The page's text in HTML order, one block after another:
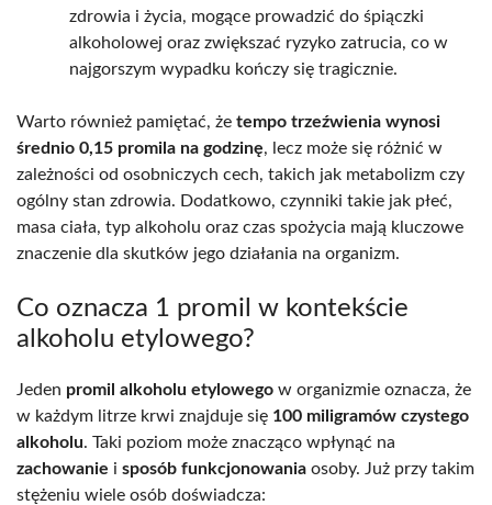
zdrowia i życia, mogące prowadzić do śpiączki
alkoholowej oraz zwiększać ryzyko zatrucia, co w
najgorszym wypadku kończy się tragicznie.
Warto również pamiętać, że tempo trzeźwienia wynosi
średnio 0,15 promila na godzinę, lecz może się różnić w
zależności od osobniczych cech, takich jak metabolizm czy
ogólny stan zdrowia. Dodatkowo, czynniki takie jak płeć,
masa ciała, typ alkoholu oraz czas spożycia mają kluczowe
znaczenie dla skutków jego działania na organizm.
Co oznacza 1 promil w kontekście
alkoholu etylowego?
Jeden promil alkoholu etylowego w organizmie oznacza, że
w każdym litrze krwi znajduje się 100 miligramów czystego
alkoholu. Taki poziom może znacząco wpłynąć na
zachowanie i sposób funkcjonowania osoby. Już przy takim
stężeniu wiele osób doświadcza: